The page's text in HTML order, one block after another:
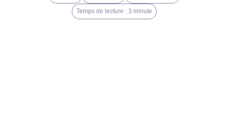
Temps de lecture : 3 minute